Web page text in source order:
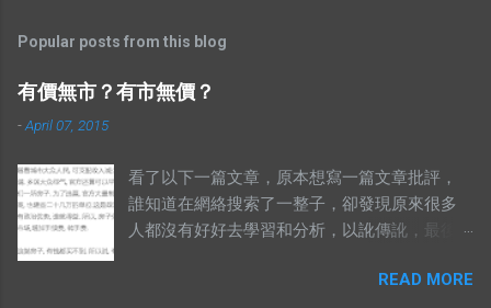
Popular posts from this blog
有價無市？有市無價？
-April 07, 2015
看了以下一篇文章，原本想寫一篇文章批評，
誰知道在網絡搜索了一整子，卻發現原來很多
人都沒有好好去學習和分析，以訛傳訛，最後
不到就是有市無價？ 至於其他人怎樣詮釋這兩
READ MORE